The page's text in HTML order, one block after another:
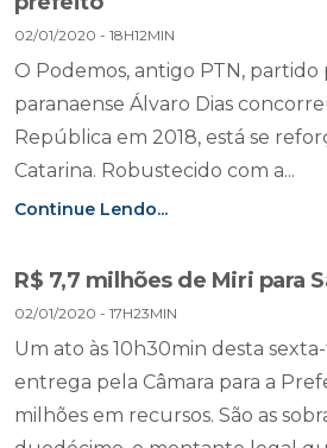
02/01/2020 - 18H12MIN
O Podemos, antigo PTN,
paranaense Álvaro Dias
República em 2018, está se
Catarina. Robustecido com a...
Continue Lendo...
R$ 7,7 milhões de Miri para
02/01/2020 - 17H23MIN
Um ato às 10h30min desta
entrega pela Câmara para a
milhões em recursos. São as